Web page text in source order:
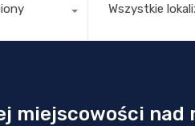
Wszystkie
miejscowości